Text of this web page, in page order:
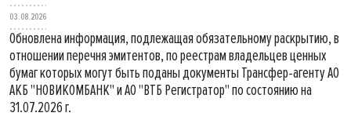
03.08.2026
Обновлена информация, подлежащая обязательному раскрытию, в
отношении перечня эмитентов, по реестрам владельцев ценных
бумаг которых могут быть поданы документы Трансфер-агенту АО
АКБ "НОВИКОМБАНК" и АО "ВТБ Регистратор" по состоянию на
31.07.2026 г.